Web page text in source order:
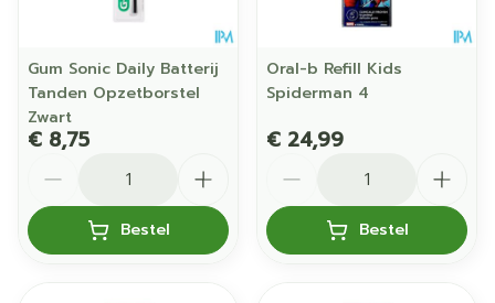
Gum Sonic Daily Batterij
Tanden Opzetborstel
Zwart
€ 8,75
Bestel
Oral-b Refill Kids
Spiderman 4
€ 24,99
Bestel